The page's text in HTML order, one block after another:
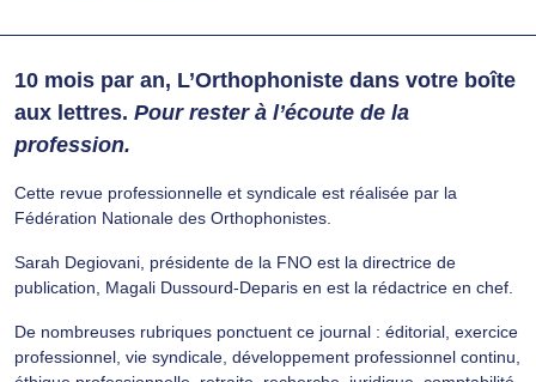
10 mois par an, L’Orthophoniste dans votre boîte
aux lettres. Pour rester à l’écoute de la
profession.
Cette revue professionnelle et syndicale est réalisée par la
Fédération Nationale des Orthophonistes.
Sarah Degiovani, présidente de la FNO est la directrice de
publication, Magali Dussourd-Deparis en est la rédactrice en chef.
De nombreuses rubriques ponctuent ce journal : éditorial, exercice
professionnel, vie syndicale, développement professionnel continu,